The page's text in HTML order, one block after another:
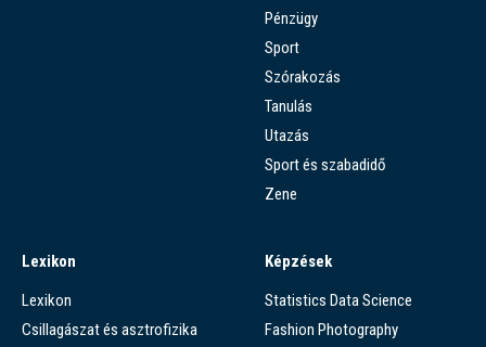
Pénzügy
Sport
Szórakozás
Tanulás
Utazás
Sport és szabadidő
Zene
Lexikon
Lexikon
Csillagászat és asztrofizika
Képzések
Statistics Data Science
Fashion Photography